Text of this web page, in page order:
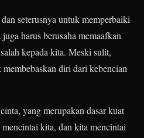
seterusnya untuk memperbaiki
harus berusaha memaafkan
kepada kita. Meski sulit,
diri dari kebencian
yang merupakan dasar kuat
kita, dan kita mencintai